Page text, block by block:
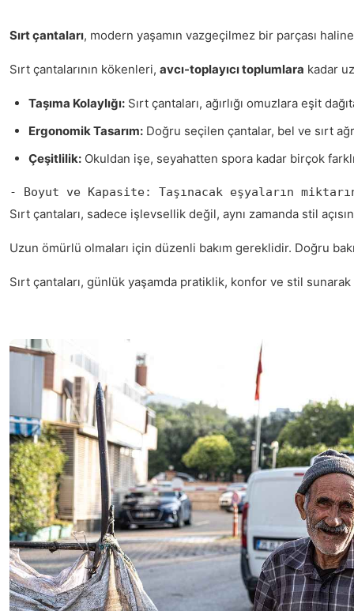
Sırt çantaları, modern yaşamın vazgeçilmez bir parçası
Sırt çantalarının kökenleri, avcı-toplayıcı toplumlara kadar
Taşıma Kolaylığı: Sırt çantaları, ağırlığı omuzlara eşit
Ergonomik Tasarım: Doğru seçilen çantalar, bel ve sırt
Çeşitlilik: Okuldan işe, seyahatten spora kadar birçok
- Boyut ve Kapasite: Taşınacak eşyaların
Sırt çantaları, sadece işlevsellik değil, aynı zamanda stil
Uzun ömürlü olmaları için düzenli bakım gereklidir. Doğru
Sırt çantaları, günlük yaşamda pratiklik, konfor ve stil